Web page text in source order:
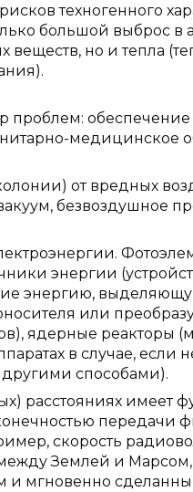
техногенного
большой выброс в
веществ, но и тепла
проблем: обеспечение
медицинское
от вредных
безвоздушное
энергии
энергию,
или
ядерные реакторы
в случае, если
способами).
расстояниях имеет
передачи
скорость
Землей и Марсом,
мгновенно